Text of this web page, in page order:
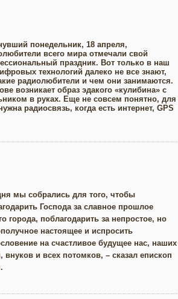
понедельник, 18 апреля,
всего мира отмечали свой
праздник. Вот только в наш
технологий далеко не все знают,
радиолюбители и чем они занимаются.
возникает образ эдакого «кулибина» с
в руках. Еще не совсем понятно, для
радиосвязь, когда есть интернет, GPS
мы собрались для того, чтобы
Господа за славное прошлое
города, поблагодарить за непростое, но
настоящее и испросить
на счастливое будущее нас, наших
внуков и всех потомков, – сказал епископ